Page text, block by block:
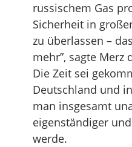
russischem Gas
Sicherheit in
zu überlassen –
mehr”, sagte Merz
Die Zeit sei
Deutschland und
man insgesamt
eigenständiger
werde.